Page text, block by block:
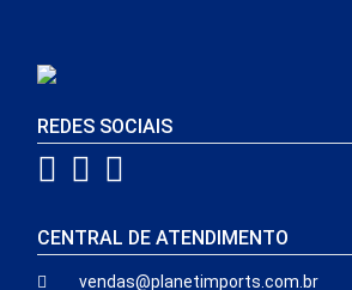
REDES SOCIAIS
CENTRAL DE ATENDIMENTO
vendas@planetimports.com.br